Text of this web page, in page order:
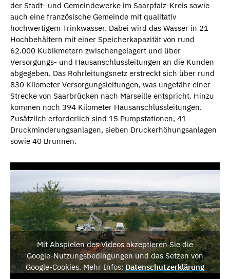
der Stadt- und Gemeindewerke im Saarpfalz-Kreis sowie
auch eine französische Gemeinde mit qualitativ
hochwertigem Trinkwasser. Dabei wird das Wasser in 21
Hochbehältern mit einer Speicherkapazität von rund
62.000 Kubikmetern zwischengelagert und über
Versorgungs- und Hausanschlussleitungen an die Kunden
abgegeben. Das Rohrleitungsnetz erstreckt sich über rund
830 Kilometer Versorgungsleitungen, was ungefähr einer
Strecke von Saarbrücken nach Marseille entspricht. Hinzu
kommen noch 394 Kilometer Hausanschlussleitungen.
Zusätzlich erforderlich sind 15 Pumpstationen, 41
Druckminderungsanlagen, sieben Druckerhöhungsanlagen
sowie 40 Brunnen.
Mit Abspielen des Videos akzeptieren Sie die
Google-Nutzungsbedingungen und das Setzen von
Google-Cookies. Mehr Infos:Datenschutzerklärung